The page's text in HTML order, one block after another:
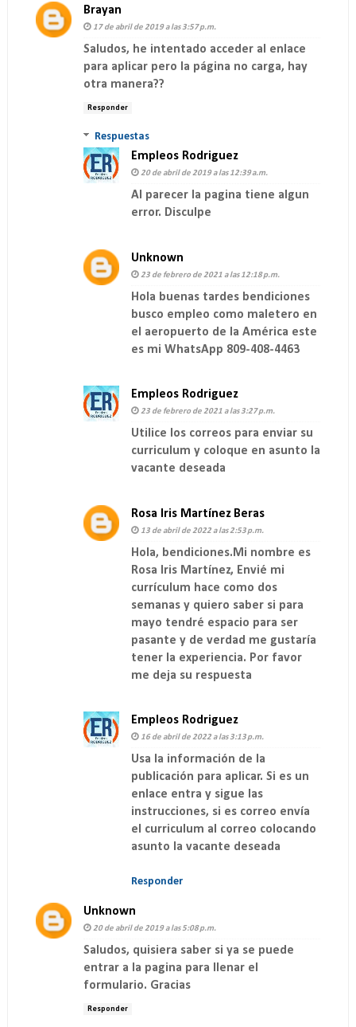
Brayan
17 de abril de 2019 a las 3:57 p.m.
Saludos, he intentado acceder al enlace
para aplicar pero la página no carga, hay
otra manera??
Responder
Respuestas
Empleos Rodriguez
20 de abril de 2019 a las 12:39 a.m.
Al parecer la pagina tiene algun
error. Disculpe
Unknown
23 de febrero de 2021 a las 12:18 p.m.
Hola buenas tardes bendiciones
busco empleo como maletero en
el aeropuerto de la América este
es mi WhatsApp 809-408-4463
Empleos Rodriguez
23 de febrero de 2021 a las 3:27 p.m.
Utilice los correos para enviar su
curriculum y coloque en asunto la
vacante deseada
Rosa Iris Martínez Beras
13 de abril de 2022 a las 2:53 p.m.
Hola, bendiciones.Mi nombre es
Rosa Iris Martínez, Envié mi
currículum hace como dos
semanas y quiero saber si para
mayo tendré espacio para ser
pasante y de verdad me gustaría
tener la experiencia. Por favor
me deja su respuesta
Empleos Rodriguez
16 de abril de 2022 a las 3:13 p.m.
Usa la información de la
publicación para aplicar. Si es un
enlace entra y sigue las
instrucciones, si es correo envía
el curriculum al correo colocando
asunto la vacante deseada
Responder
Unknown
20 de abril de 2019 a las 5:08 p.m.
Saludos, quisiera saber si ya se puede
entrar a la pagina para llenar el
formulario. Gracias
Responder